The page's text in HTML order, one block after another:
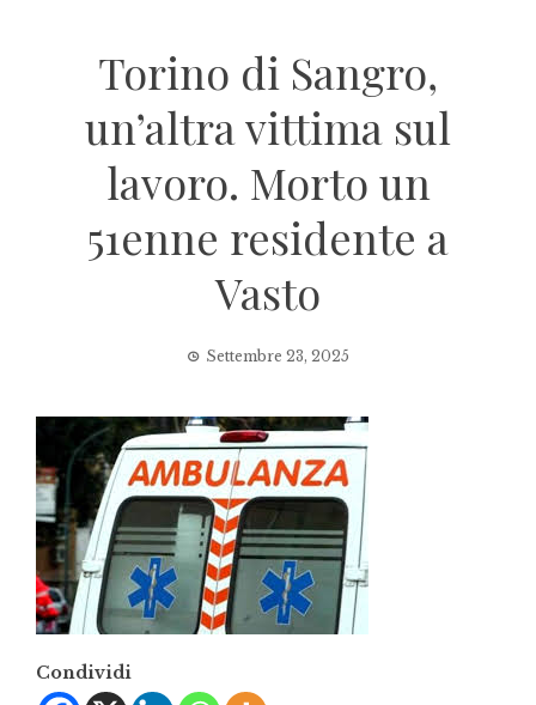
Torino di Sangro,
un’altra vittima sul
lavoro. Morto un
51enne residente a
Vasto
Settembre 23, 2025
Condividi